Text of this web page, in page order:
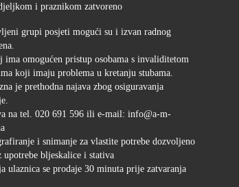
i praznikom zatvoreno
grupi posjeti mogući su i izvan radnog
ima omogućen pristup osobama s invaliditetom
koji imaju problema u kretanju stubama.
je prethodna najava zbog osiguravanja
na tel. 020 691 596 ili e-mail: info@a-m-
i snimanje za vlastite potrebe dozvoljeno
upotrebe bljeskalice i stativa
ulaznica se prodaje 30 minuta prije zatvaranja